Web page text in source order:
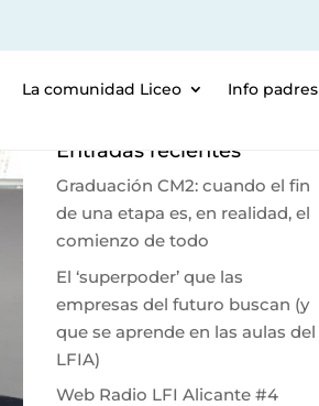
La comunidad Liceo
Info padres
Entradas recientes
Graduación CM2: cuando el fin
de una etapa es, en realidad, el
comienzo de todo
El ‘superpoder’ que las
empresas del futuro buscan (y
que se aprende en las aulas del
LFIA)
Web Radio LFI Alicante #4